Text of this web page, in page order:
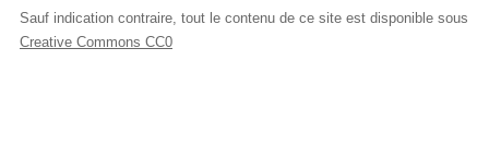
Sauf indication contraire, tout le contenu de ce site est disponible sous
Creative Commons CC0